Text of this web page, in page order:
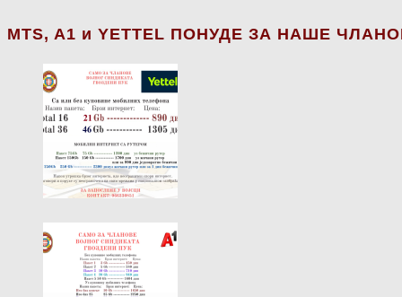
МТS, A1 и YETTEL ПОНУДЕ ЗА НАШЕ